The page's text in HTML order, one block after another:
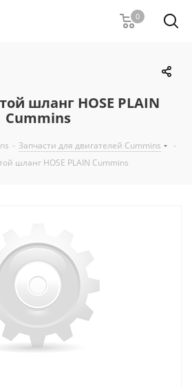
0
шланг HOSE PLAIN
Cummins
- Запчасти для двигателей Cummins
-
шланг HOSE PLAIN Cummins